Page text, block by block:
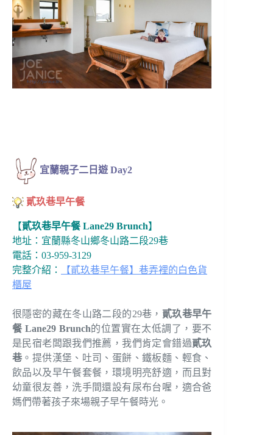
宜蘭親子二日遊 Day2
貳玖巷早午餐
【貳玖巷早午餐 Lane29 Brunch】
地址：宜蘭縣冬山鄉冬山路二段29巷
電話：03-959-3129
完整介紹：
【貳玖巷早午餐】巷弄裡的白色貨
櫃屋
很隱密的藏在冬山路二段的29巷， 貳玖巷早午
餐 Lane29 Brunch的位置實在太低調了，要不
是民宿老闆跟我們推薦，我們肯定會錯過貳玖
巷 。提供漢堡、吐司、蛋餅、鐵板麵、輕食、
飲品以及早午餐套餐，環境明亮舒適，而且對
幼童很友善，洗手間還設有尿布台喔，適合爸
媽們帶著孩子來場親子早午餐時光。